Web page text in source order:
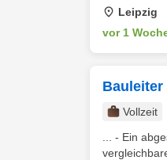
Leipzig
vor 1
Bauleiter
Vollzeit
... - Ein